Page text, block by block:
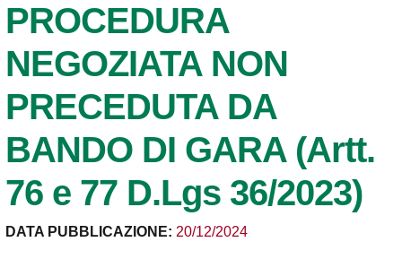
PROCEDURA
NEGOZIATA NON
PRECEDUTA DA
BANDO DI GARA (Artt.
76 e 77 D.Lgs 36/2023)
DATA PUBBLICAZIONE: 20/12/2024